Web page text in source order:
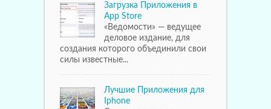
Загрузка Приложения в
App Store
«Ведомости» — ведущее
деловое издание, для
создания которого объединили свои
силы известные...
Лучшие Приложения для
Iphone